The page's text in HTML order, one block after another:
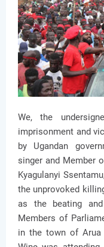
We, the
imprisonment and
by Ugandan
singer and Member
Kyagulanyi
the unprovoked
as the beating
Members of
in the town of Arua